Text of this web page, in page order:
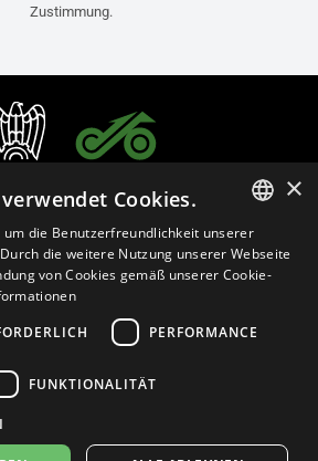
Zustimmung.
(Deutschland)
ITALIAN
ENGLISH
×
Cookies.
um die Benutzerfreundlichkeit unserer
die weitere Nutzung unserer Webseite
von Cookies gemäß unserer Cookie-
PERFORMANCE
FUNKTIONALITÄT